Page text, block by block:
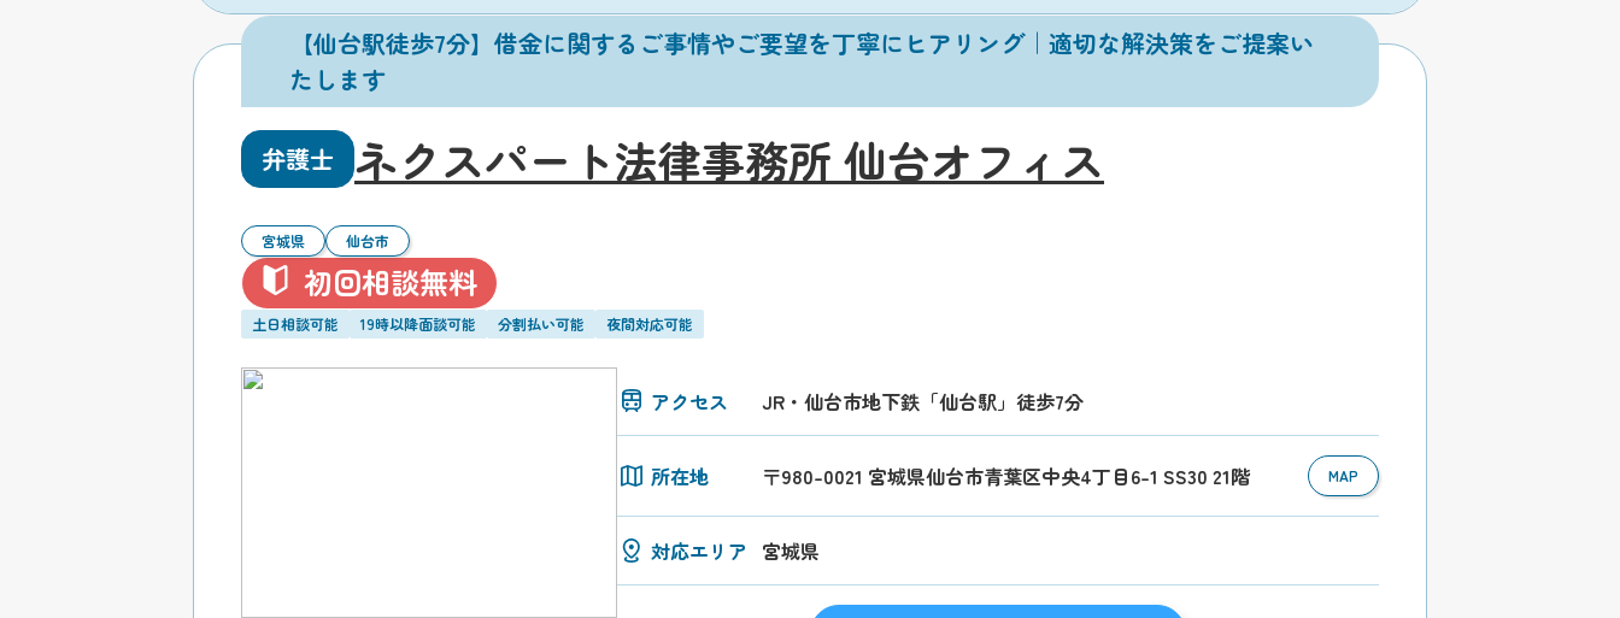
【仙台駅徒歩7分】借金に関するご事情やご要望を丁寧にヒアリング｜適切な解決策をご提案い
たします
弁護士 ネクスパート法律事務所 仙台オフィス
宮城県 仙台市
初回相談無料
土日相談可能 19時以降面談可能 分割払い可能 夜間対応可能
アクセス JR・仙台市地下鉄「仙台駅」徒歩7分
所在地 〒980-0021 宮城県仙台市青葉区中央4丁目6-1 SS30 21階 MAP
対応エリア 宮城県